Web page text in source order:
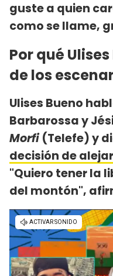
guste a quien
como se llame,
Por qué
de los
Ulises Bueno
Barbarossa y
Morfi(Telefe) y
decisión de
"Quiero tener la
del montón",